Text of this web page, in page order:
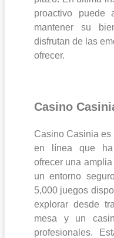
proactivo puede
mantener su
disfrutan de las
ofrecer.
Casino
Casino Casinia es
en línea que ha
ofrecer una
un entorno
5,000 juegos
explorar desde
mesa y un
profesionales.